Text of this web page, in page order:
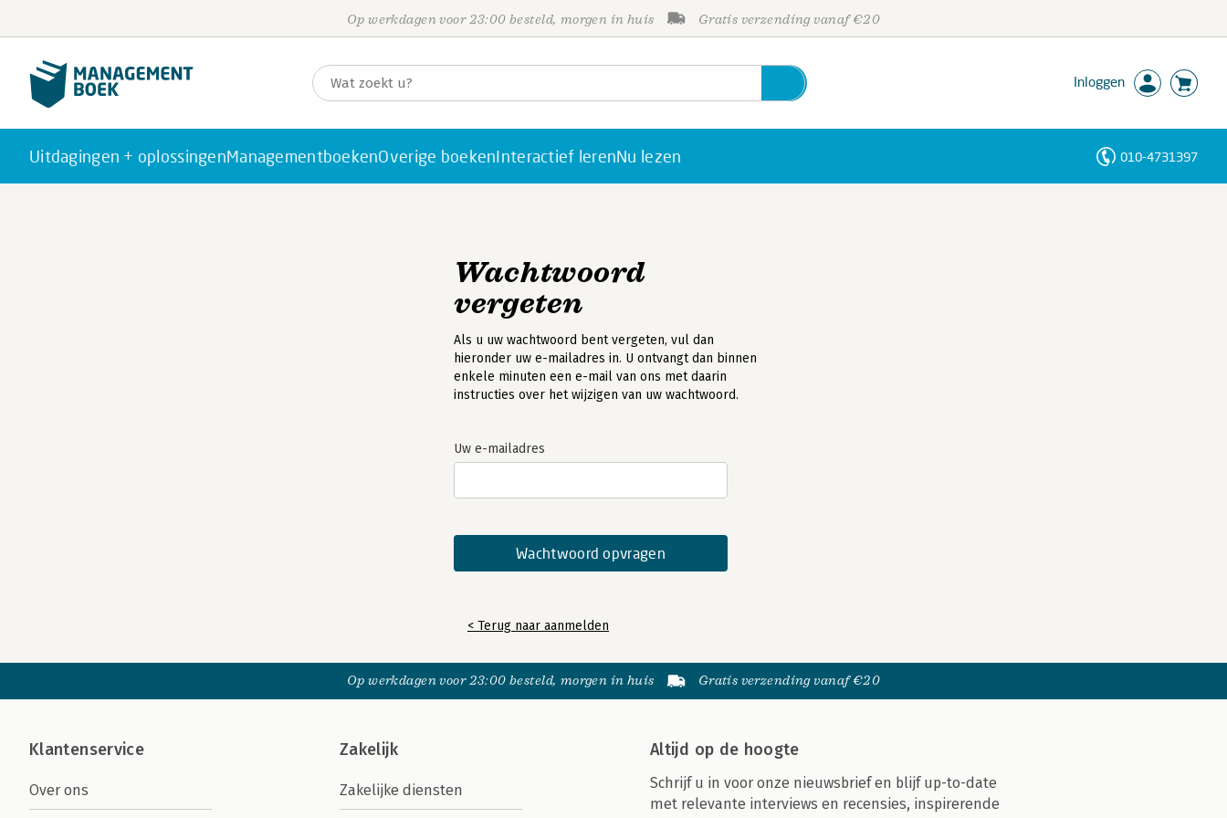
Op werkdagen voor 23:00 besteld, morgen in huis Gratis verzending vanaf €20
Inloggen
Uitdagingen + oplossingenManagementboekenOverige boekenInteractief lerenNu lezen 010-4731397
Wachtwoord
vergeten
Als u uw wachtwoord bent vergeten, vul dan
hieronder uw e-mailadres in. U ontvangt dan binnen
enkele minuten een e-mail van ons met daarin
instructies over het wijzigen van uw wachtwoord.
Uw e-mailadres
< Terug naar aanmelden
Op werkdagen voor 23:00 besteld, morgen in huis Gratis verzending vanaf €20
Klantenservice
Over ons
Zakelijk
Zakelijke diensten
Altijd op de hoogte
Schrijf u in voor onze nieuwsbrief en blijf up-to-date
met relevante interviews en recensies, inspirerende
Personen